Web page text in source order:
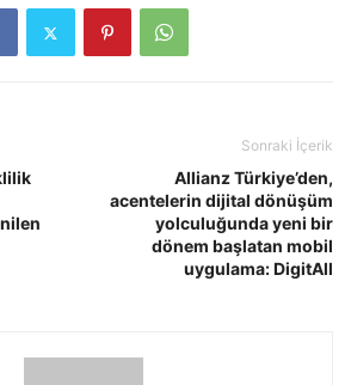
Sonraki İçerik
Allianz Türkiye’den,
acentelerin dijital dönüşüm
yolculuğunda yeni bir
dönem başlatan mobil
uygulama: DigitAll